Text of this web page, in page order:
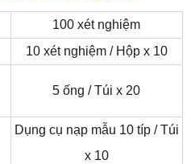
100 xét nghiệm
10 xét nghiệm / Hộp x 10
5 ống / Túi x 20
Dụng cụ nạp mẫu 10 típ / Túi
x 10